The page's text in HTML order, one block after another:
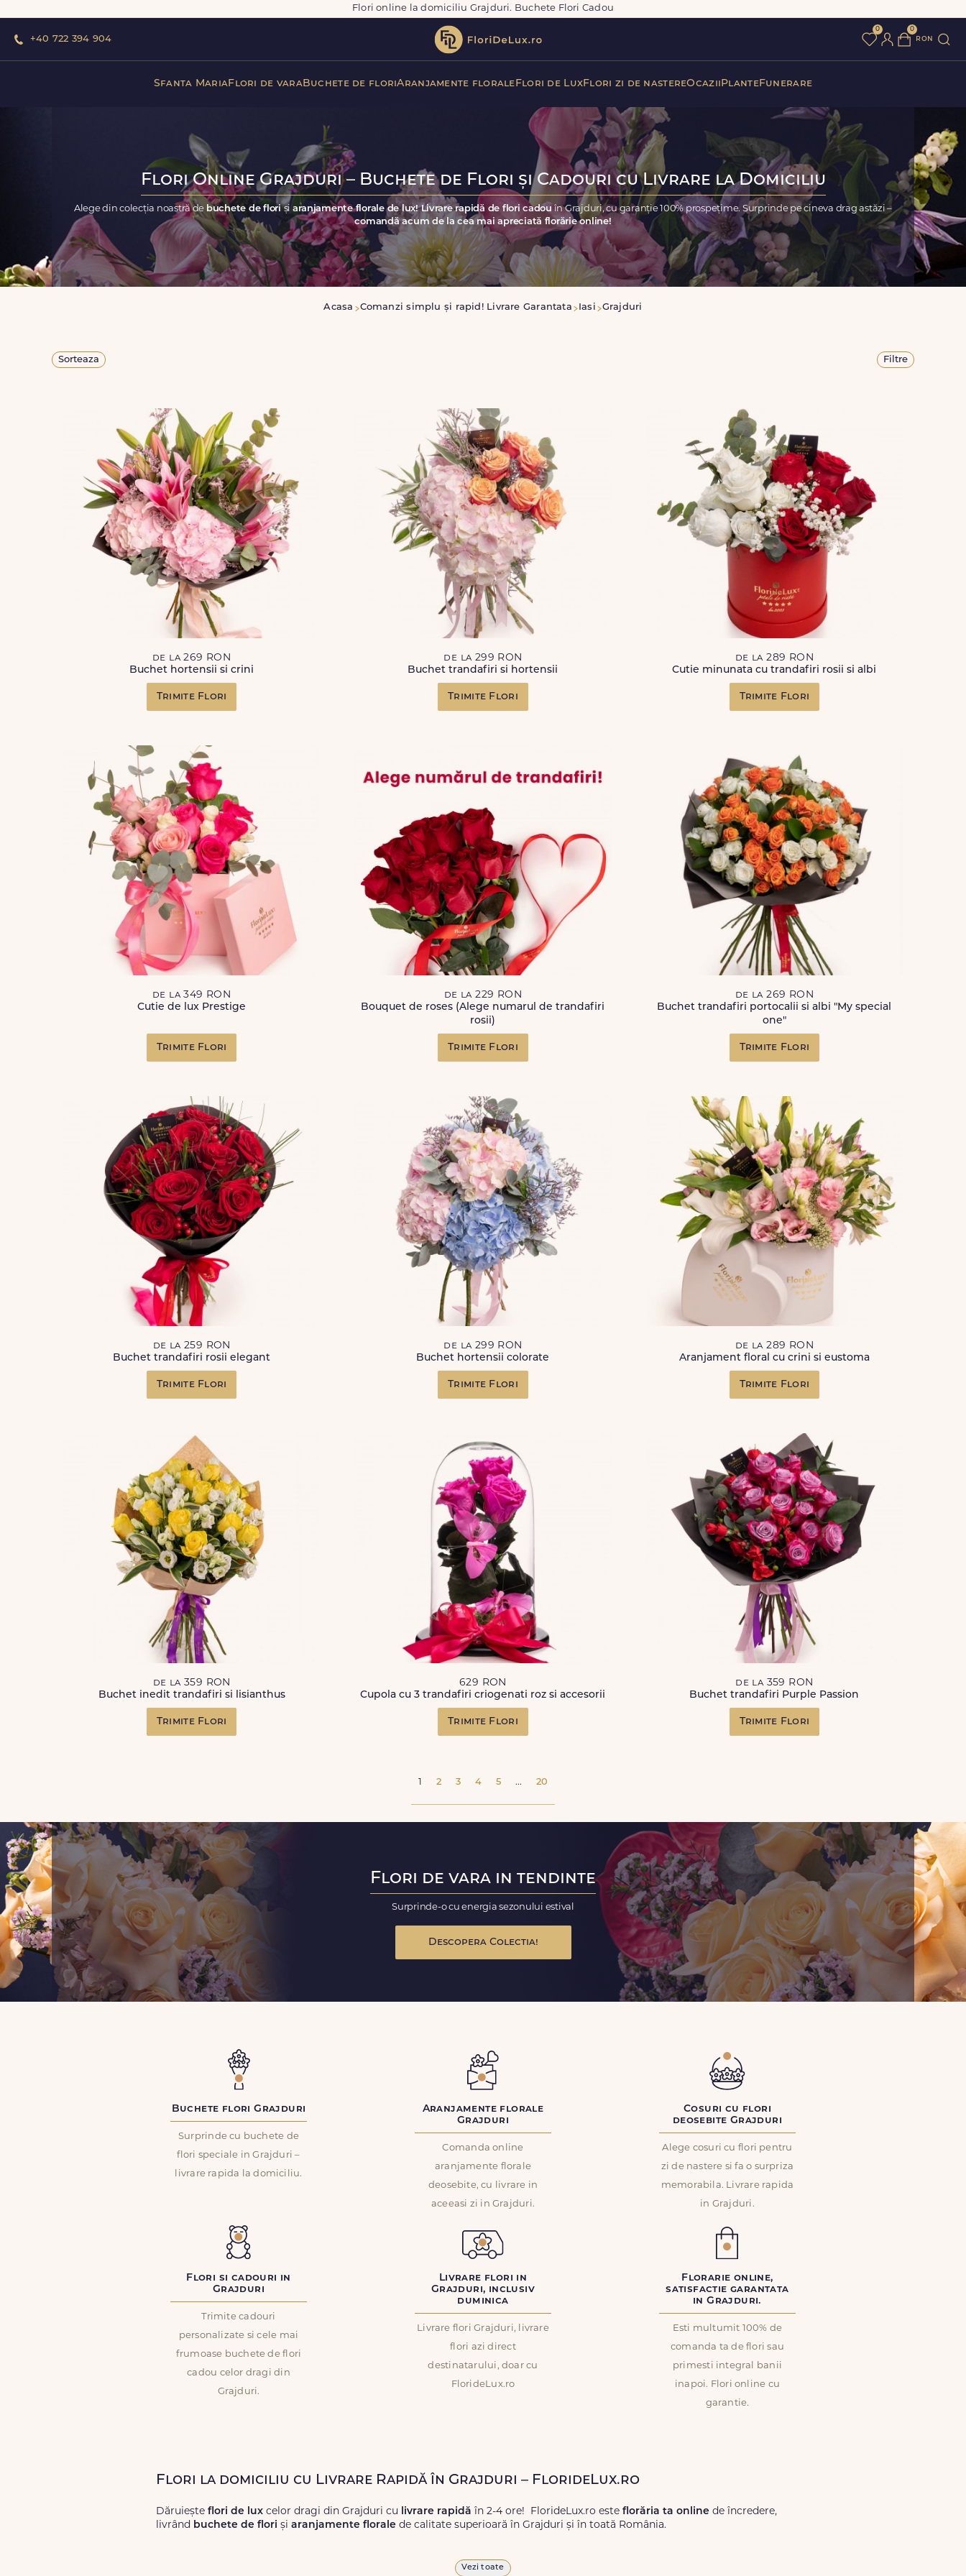
Flori online la domiciliu Grajduri. Buchete Flori Cadou
+40 722 394 904
0 0
ron
Sfanta MariaFlori de varaBuchete de floriAranjamente florale Flori de LuxFlori zi de nastereOcazii PlanteFunerare
Flori Online Grajduri – Buchete de Flori și Cadouri cu Livrare la Domiciliu
Alege din colecția noastră de buchete de floriși aranjamente florale de lux! Livrare rapidă de flori cadou în Grajduri, cu garanție 100% prospețime. Surprinde pe cineva drag astăzi –
comandă acum de la cea mai apreciată florărie online!
Acasa Comanzi simplu și rapid! Livrare Garantata Iasi Grajduri
Sorteaza Filtre
de la 269 RON
Buchet hortensii si crini
Trimite Flori
de la 299 RON
Buchet trandafiri si hortensii
Trimite Flori
de la 289 RON
Cutie minunata cu trandafiri rosii si albi
Trimite Flori
de la 349 RON
Cutie de lux Prestige
Trimite Flori
de la 229 RON
Bouquet de roses (Alege numarul de trandafiri
rosii)
Trimite Flori
de la 269 RON
Buchet trandafiri portocalii si albi "My special
one"
Trimite Flori
de la 259 RON
Buchet trandafiri rosii elegant
Trimite Flori
de la 299 RON
Buchet hortensii colorate
Trimite Flori
de la 289 RON
Aranjament floral cu crini si eustoma
Trimite Flori
de la 359 RON
Buchet inedit trandafiri si lisianthus
Trimite Flori
629 RON
Cupola cu 3 trandafiri criogenati roz si accesorii
Trimite Flori
de la 359 RON
Buchet trandafiri Purple Passion
Trimite Flori
1 2 3 4 5 ... 20
Flori de vara in tendinte
Surprinde-o cu energia sezonului estival
Descopera Colectia!
Buchete flori Grajduri
Surprinde cu buchete de
flori speciale in Grajduri –
livrare rapida la domiciliu.
Aranjamente florale
Grajduri
Comanda online
aranjamente florale
deosebite, cu livrare in
aceeasi zi in Grajduri.
Cosuri cu flori
deosebite Grajduri
Alege cosuri cu flori pentru
zi de nastere si fa o surpriza
memorabila. Livrare rapida
in Grajduri.
Flori si cadouri in
Grajduri
Trimite cadouri
personalizate si cele mai
frumoase buchete de flori
cadou celor dragi din
Grajduri.
Livrare flori in
Grajduri, inclusiv
duminica
Livrare flori Grajduri, livrare
flori azi direct
destinatarului, doar cu
FlorideLux.ro
Florarie online,
satisfactie garantata
in Grajduri.
Esti multumit 100% de
comanda ta de flori sau
primesti integral banii
inapoi. Flori online cu
garantie.
Flori la domiciliu cu Livrare Rapidă în Grajduri – FlorideLux.ro
Dăruiește flori de lux celor dragi din Grajduri cu livrare rapidă în 2-4 ore! FlorideLux.ro este florăria ta online de încredere,
livrând buchete de flori și aranjamente florale de calitate superioară în Grajduri și în toată România.
Vezi toate